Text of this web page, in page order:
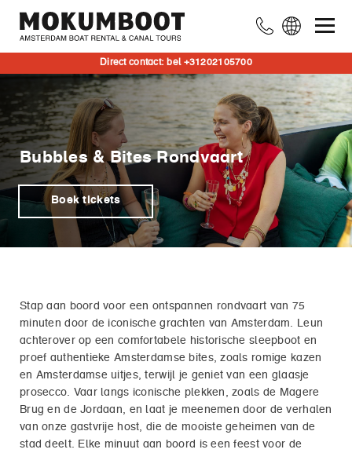
Direct contact: bel +31202105700
Bubbles & Bites Rondvaart
Boek tickets
Stap aan boord voor een ontspannen rondvaart van 75
minuten door de iconische grachten van Amsterdam. Leun
achterover op een comfortabele historische sleepboot en
proef authentieke Amsterdamse bites, zoals romige kazen
en Amsterdamse uitjes, terwijl je geniet van een glaasje
prosecco. Vaar langs iconische plekken, zoals de Magere
Brug en de Jordaan, en laat je meenemen door de verhalen
van onze gastvrije host, die de mooiste geheimen van de
stad deelt. Elke minuut aan boord is een feest voor de